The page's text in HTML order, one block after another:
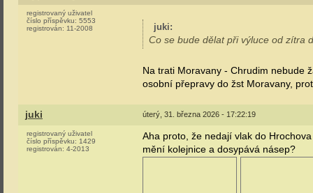
registrovaný uživatel
číslo příspěvku: 5553
registrován: 11-2008 juki:
Co se bude dělat při výluce od zítra
Na trati Moravany - Chrudim nebude
osobní přepravy do žst Moravany,
juki úterý, 31. března 2026 - 17:22:19
registrovaný uživatel
číslo příspěvku: 1429
registrován: 4-2013
Aha proto, že nedají vlak do
mění kolejnice a dosypává násep?